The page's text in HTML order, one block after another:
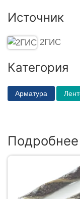
Источник
2ГИС
Категория
Арматура